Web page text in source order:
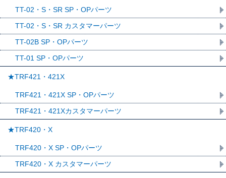
TT-02・S・SR SP・OPパーツ
TT-02・S・SR カスタマーパーツ
TT-02B SP・OPパーツ
TT-01 SP・OPパーツ
★TRF421・421X
TRF421・421X SP・OPパーツ
TRF421・421Xカスタマーパーツ
★TRF420・X
TRF420・X SP・OPパーツ
TRF420・X カスタマーパーツ